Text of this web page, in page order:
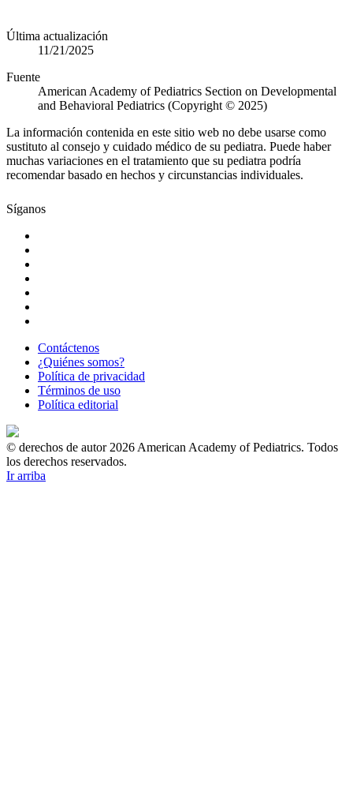
Última actualización
11/21/2025
Fuente
American Academy of Pediatrics Section on Developmental
and Behavioral Pediatrics (Copyright © 2025)
La información contenida en este sitio web no debe usarse como
sustituto al consejo y cuidado médico de su pediatra. Puede haber
muchas variaciones en el tratamiento que su pediatra podría
recomendar basado en hechos y circunstancias individuales.
Síganos
Contáctenos
¿Quiénes somos?
Política de privacidad
Términos de uso
Política editorial
© derechos de autor 2026 American Academy of Pediatrics. Todos
los derechos reservados.
Ir arriba